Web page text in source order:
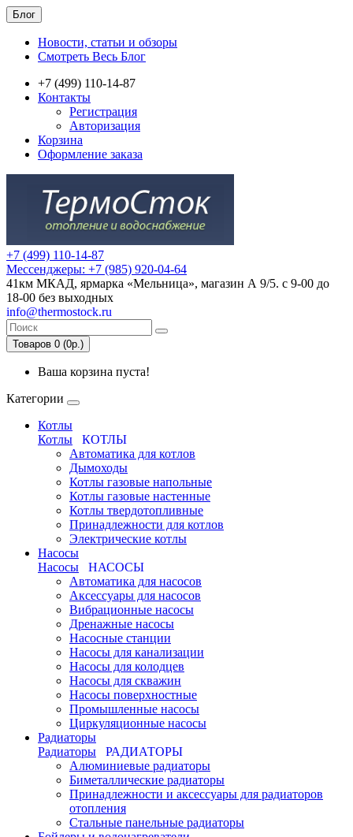
Блог
Новости, статьи и обзоры
Смотреть Весь Блог
+7 (499) 110-14-87
Контакты
Регистрация
Авторизация
Корзина
Оформление заказа
+7 (499) 110-14-87
Мессенджеры: +7 (985) 920-04-64
41км МКАД, ярмарка «Мельница», магазин А 9/5. с 9-00 до
18-00 без выходных
info@thermostock.ru
Товаров 0 (0р.)
Ваша корзина пуста!
Категории
Котлы
Котлы
КОТЛЫ
Автоматика для котлов
Дымоходы
Котлы газовые напольные
Котлы газовые настенные
Котлы твердотопливные
Принадлежности для котлов
Электрические котлы
Насосы
Насосы
НАСОСЫ
Автоматика для насосов
Аксессуары для насосов
Вибрационные насосы
Дренажные насосы
Насосные станции
Насосы для канализации
Насосы для колодцев
Насосы для скважин
Насосы поверхностные
Промышленные насосы
Циркуляционные насосы
Радиаторы
Радиаторы
РАДИАТОРЫ
Алюминиевые радиаторы
Биметаллические радиаторы
Принадлежности и аксессуары для радиаторов
отопления
Стальные панельные радиаторы